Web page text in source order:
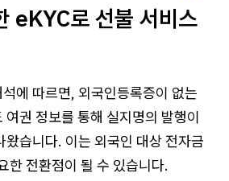
eKYC로 선불 서비스
에 따르면, 외국인등록증이 없는
여권 정보를 통해 실지명의 발행이
왔습니다. 이는 외국인 대상 전자금
한 전환점이 될 수 있습니다.